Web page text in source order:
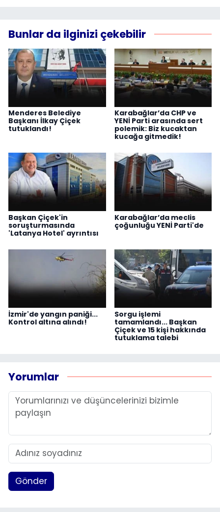
Bunlar da ilginizi çekebilir
Menderes Belediye
Başkanı İlkay Çiçek
tutuklandı!
Karabağlar’da CHP ve
YENİ Parti arasında sert
polemik: Biz kucaktan
kucağa gitmedik!
Başkan Çiçek'in
soruşturmasında
'Latanya Hotel' ayrıntısı
Karabağlar’da meclis
çoğunluğu YENİ Parti'de
İzmir'de yangın paniği...
Kontrol altına alındı!
Sorgu işlemi
tamamlandı... Başkan
Çiçek ve 15 kişi hakkında
tutuklama talebi
Yorumlar
Gönder